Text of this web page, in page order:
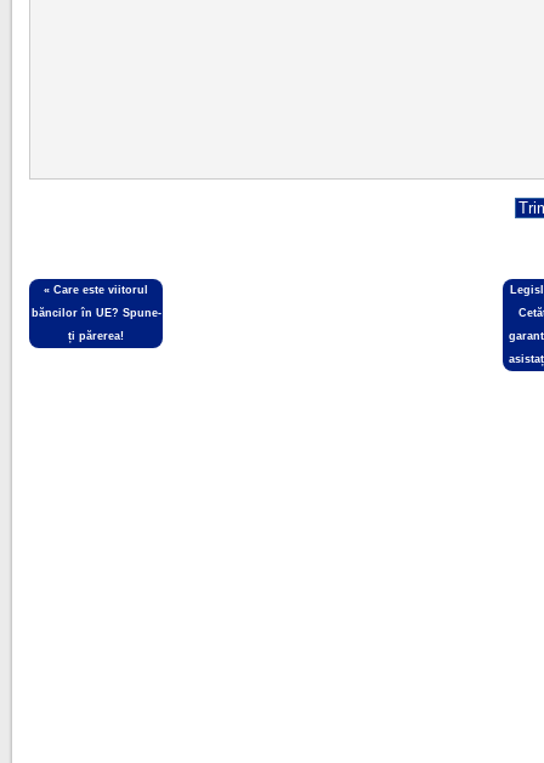
«Care este viitorul
băncilor în UE? Spune-
ți părerea!